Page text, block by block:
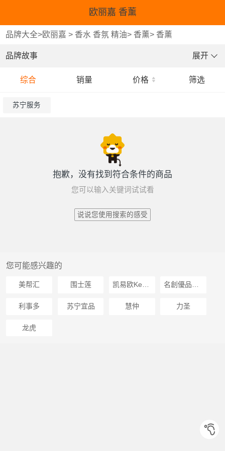
欧丽嘉 香薰
品牌大全>欧丽嘉 > 香水 香氛 精油> 香薰> 香薰
品牌故事 展开
综合 销量 价格 筛选
苏宁服务
抱歉，没有找到符合条件的商品
您可以输入关键词试试看
说说您使用搜索的感受
您可能感兴趣的
美帮汇 围士莲
利事多 苏宁宜品 慧仲 力圣
龙虎